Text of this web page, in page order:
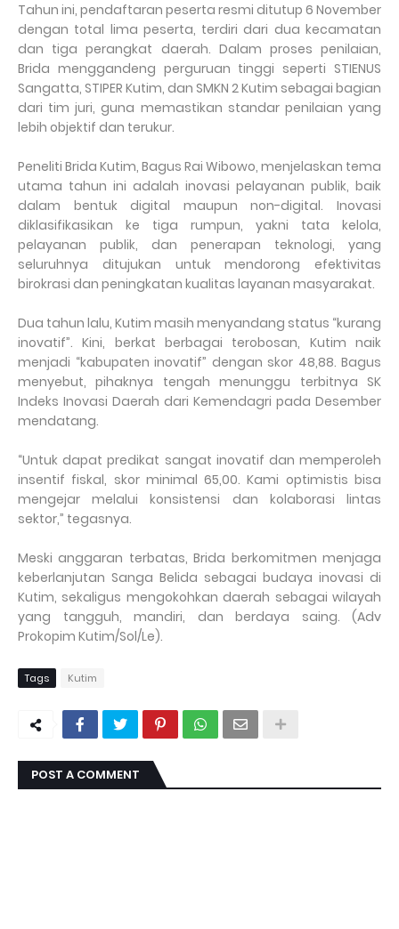
Tahun ini, pendaftaran peserta resmi ditutup 6 November
dengan total lima peserta, terdiri dari dua kecamatan
dan tiga perangkat daerah. Dalam proses penilaian,
Brida menggandeng perguruan tinggi seperti STIENUS
Sangatta, STIPER Kutim, dan SMKN 2 Kutim sebagai bagian
dari tim juri, guna memastikan standar penilaian yang
lebih objektif dan terukur.
Peneliti Brida Kutim, Bagus Rai Wibowo, menjelaskan tema
utama tahun ini adalah inovasi pelayanan publik, baik
dalam bentuk digital maupun non-digital. Inovasi
diklasifikasikan ke tiga rumpun, yakni tata kelola,
pelayanan publik, dan penerapan teknologi, yang
seluruhnya ditujukan untuk mendorong efektivitas
birokrasi dan peningkatan kualitas layanan masyarakat.
Dua tahun lalu, Kutim masih menyandang status “kurang
inovatif”. Kini, berkat berbagai terobosan, Kutim naik
menjadi “kabupaten inovatif” dengan skor 48,88. Bagus
menyebut, pihaknya tengah menunggu terbitnya SK
Indeks Inovasi Daerah dari Kemendagri pada Desember
mendatang.
“Untuk dapat predikat sangat inovatif dan memperoleh
insentif fiskal, skor minimal 65,00. Kami optimistis bisa
mengejar melalui konsistensi dan kolaborasi lintas
sektor,” tegasnya.
Meski anggaran terbatas, Brida berkomitmen menjaga
keberlanjutan Sanga Belida sebagai budaya inovasi di
Kutim, sekaligus mengokohkan daerah sebagai wilayah
yang tangguh, mandiri, dan berdaya saing. (Adv
Prokopim Kutim/Sol/Le).
Tags Kutim
POST A COMMENT